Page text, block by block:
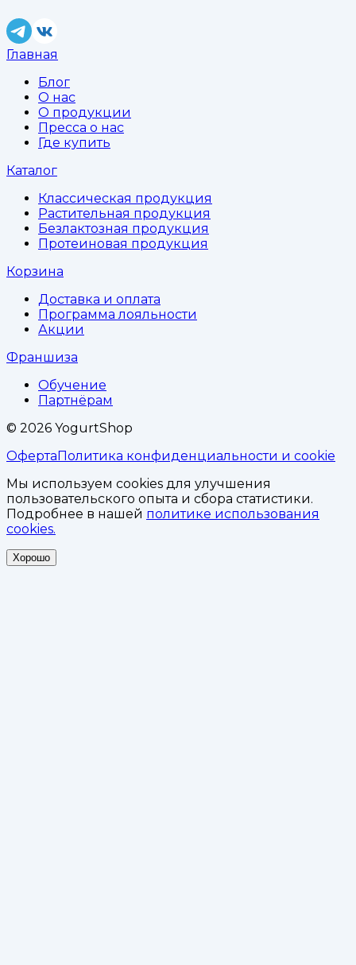
Главная
Блог
О нас
О продукции
Пресса о нас
Где купить
Каталог
Классическая продукция
Растительная продукция
Безлактозная продукция
Протеиновая продукция
Корзина
Доставка и оплата
Программа лояльности
Акции
Франшиза
Обучение
Партнёрам
© 2026 YogurtShop
ОфертаПолитика конфиденциальности и cookie
Мы используем cookies для улучшения
пользовательского опыта и сбора статистики.
Подробнее в нашей политике использования
cookies.
Хорошо